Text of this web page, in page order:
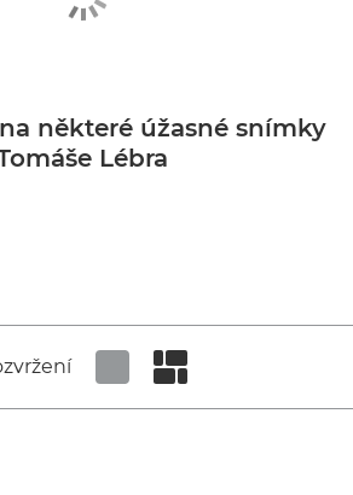
některé úžasné snímky
Lébra